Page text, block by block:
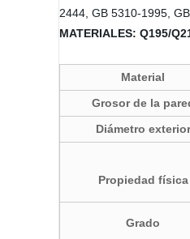
2444, GB 5310-1995,
MATERIALES: Q195/
Material
Grosor de la
Diámetro exterior
Propiedad física
Grado